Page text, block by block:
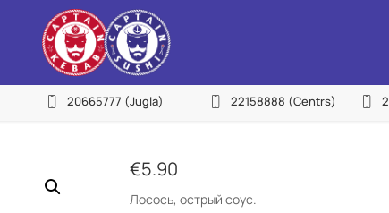
20665777 (Jugla) 22158888 (Centrs)
€5.90
Лосось, острый соус.